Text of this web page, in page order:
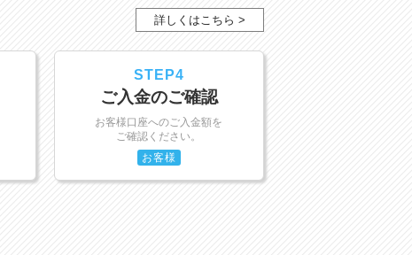
詳しくはこちら >
STEP4
ご入金のご確認
お客様口座へのご入金額を
ご確認ください。
お客様